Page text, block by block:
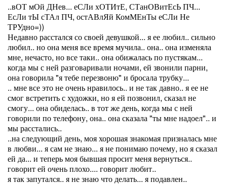
..вОТ мОй ДНев... еСЛи хОТИтЕ, СТанОВитЕсЬ ПЧ...
ЕсЛи тЫ сТАл ПЧ, остАВлЯй КомМЕнТы еСЛи Не
ТРУдно=))
Недавно расстался со своей девушкой... я ее любил.. сильно
любил.. но она меня все время мучила.. она.. она изменяла
мне, нечасто, но все таки.. она обижалась по пустякам...
когда мы с ней разговаривали ночами, ей звонили парни,
она говорила "я тебе перезвоню" и бросала трубку...
.. мне все это не очень нравилось.. и не так давно.. я ее не
смог встретить с художки, но я ей позвонил, сказал не
смогу... она обиделась.. в тот же день, когда мы с ней
говорили по телефону, она.. она сказала "ты мне надоел".. и
мы расстались..
..на следующий день, моя хорошая знакомая призналась мне
в любви... я сам не знаю... я не понимаю почему, но я сказал
ей да... и теперь моя бывшая просит меня вернуться..
говорит ей очень плохо.... говорит любит..
я так запутался.. я не знаю что делать... я подавлен..